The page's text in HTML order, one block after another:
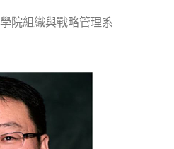
院組織與戰略管理系